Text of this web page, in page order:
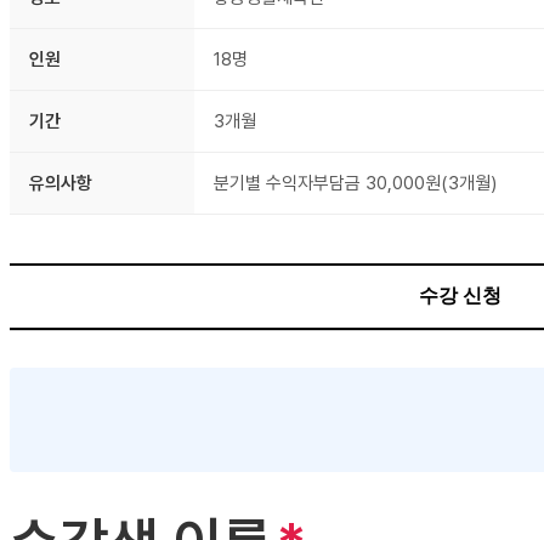
인원 18명
기간 3개월
유의사항 분기별 수익자부담금 30,000원(3개월)
수강 신청